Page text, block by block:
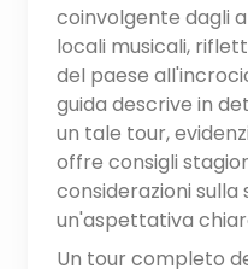
coinvolgente dagli
locali musicali,
del paese
guida descrive in
un tale tour,
offre consigli
considerazioni sulla
un'aspettativa
Un tour completo